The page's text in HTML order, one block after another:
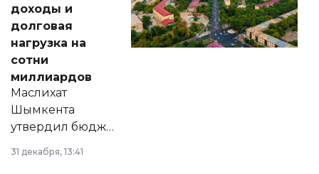
доходы и
долговая
нагрузка на
сотни
миллиардов
Маслихат
Шымкента
утвердил бюджет
города на 2026–
2028 годы.
31 декабря, 13:41